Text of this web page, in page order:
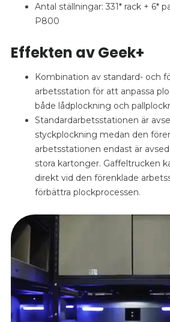
Antal ställningar: 331* rack + 6*
P800
Effekten av Geek+
Kombination av standard- och
arbetsstation för att anpassa
både lådplockning och
Standardarbetsstationen är
styckplockning medan den
arbetsstationen endast är
stora kartonger. Gaffeltrucken
direkt vid den förenklade
förbättra plockprocessen.